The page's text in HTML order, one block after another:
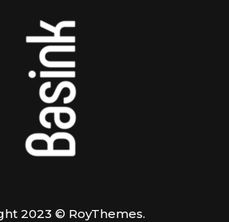
2023 © RoyThemes.